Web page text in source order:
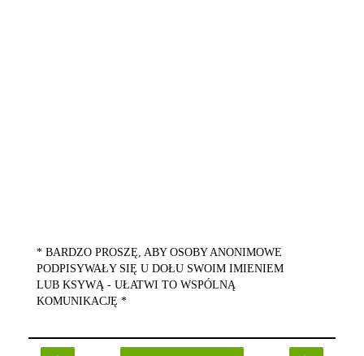
* BARDZO PROSZĘ, ABY OSOBY ANONIMOWE
PODPISYWAŁY SIĘ U DOŁU SWOIM IMIENIEM
LUB KSYWĄ - UŁATWI TO WSPÓLNĄ
KOMUNIKACJĘ *